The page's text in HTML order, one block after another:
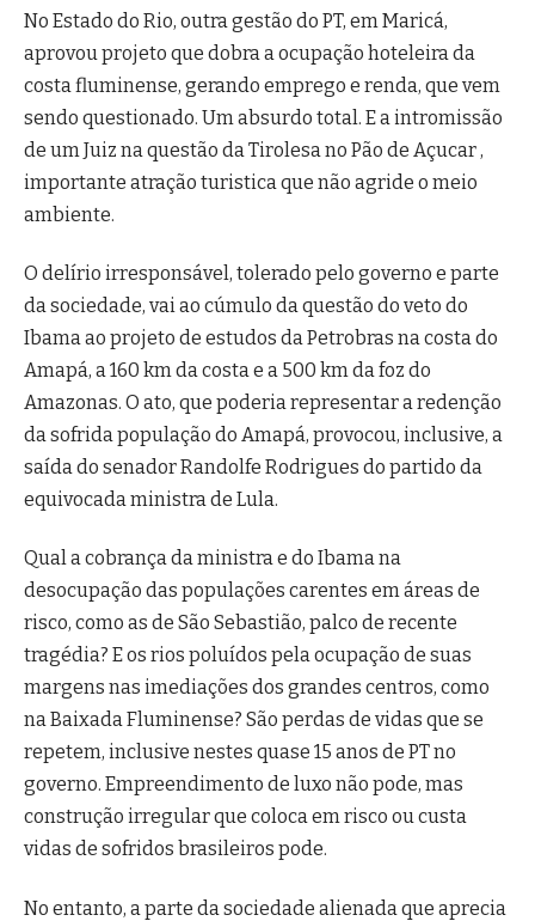
No Estado do Rio, outra gestão do PT, em Maricá,
aprovou projeto que dobra a ocupação hoteleira da
costa fluminense, gerando emprego e renda, que vem
sendo questionado. Um absurdo total. E a intromissão
de um Juiz na questão da Tirolesa no Pão de Açucar ,
importante atração turistica que não agride o meio
ambiente.
O delírio irresponsável, tolerado pelo governo e parte
da sociedade, vai ao cúmulo da questão do veto do
Ibama ao projeto de estudos da Petrobras na costa do
Amapá, a 160 km da costa e a 500 km da foz do
Amazonas. O ato, que poderia representar a redenção
da sofrida população do Amapá, provocou, inclusive, a
saída do senador Randolfe Rodrigues do partido da
equivocada ministra de Lula.
Qual a cobrança da ministra e do Ibama na
desocupação das populações carentes em áreas de
risco, como as de São Sebastião, palco de recente
tragédia? E os rios poluídos pela ocupação de suas
margens nas imediações dos grandes centros, como
na Baixada Fluminense? São perdas de vidas que se
repetem, inclusive nestes quase 15 anos de PT no
governo. Empreendimento de luxo não pode, mas
construção irregular que coloca em risco ou custa
vidas de sofridos brasileiros pode.
No entanto, a parte da sociedade alienada que aprecia